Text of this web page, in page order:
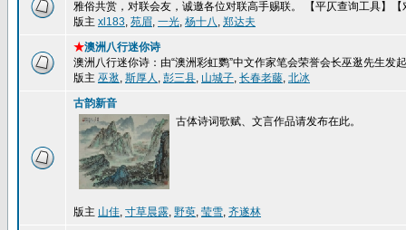
雅俗共赏，对联会友，诚邀各位对联高手赐联。 【平仄查询工具】【
版主 xl183, 苑眉, 一光, 杨十八, 郑达夫
★澳洲八行迷你诗
澳洲八行迷你诗：由“澳洲彩虹鹦”中文作家笔会荣誉会长巫逖先生发
版主 巫逖, 斯厚人 , 彭三县, 山城子, 长春老藤, 北冰
古韵新音
古体诗词歌赋、文言作品请发布在此。
版主 山佳, 寸草晨露, 野萸, 莹雪, 齐遂林